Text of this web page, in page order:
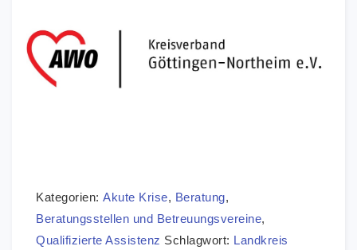
Kategorien: Akute Krise, Beratung,
Beratungsstellen und Betreuungsvereine,
Qualifizierte Assistenz Schlagwort: Landkreis